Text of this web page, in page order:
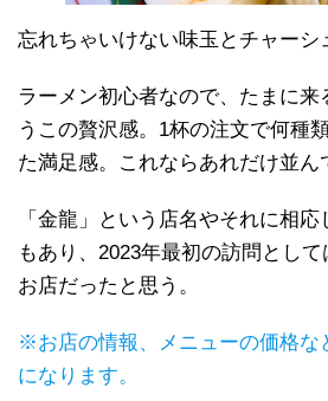
忘れちゃいけない味玉とチャーシ
ラーメン初心者なので、たまに来
うこの贅沢感。1杯の注文で何種
た満足感。これならあれだけ並ん
「金龍」という店名やそれに相
もあり、2023年最初の訪問とし
お店だったと思う。
※お店の情報、メニューの価格な
になります。